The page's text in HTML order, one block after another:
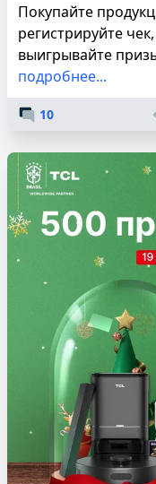
Покупайте
регистрируйте
выигрывайте
подробнее...
10